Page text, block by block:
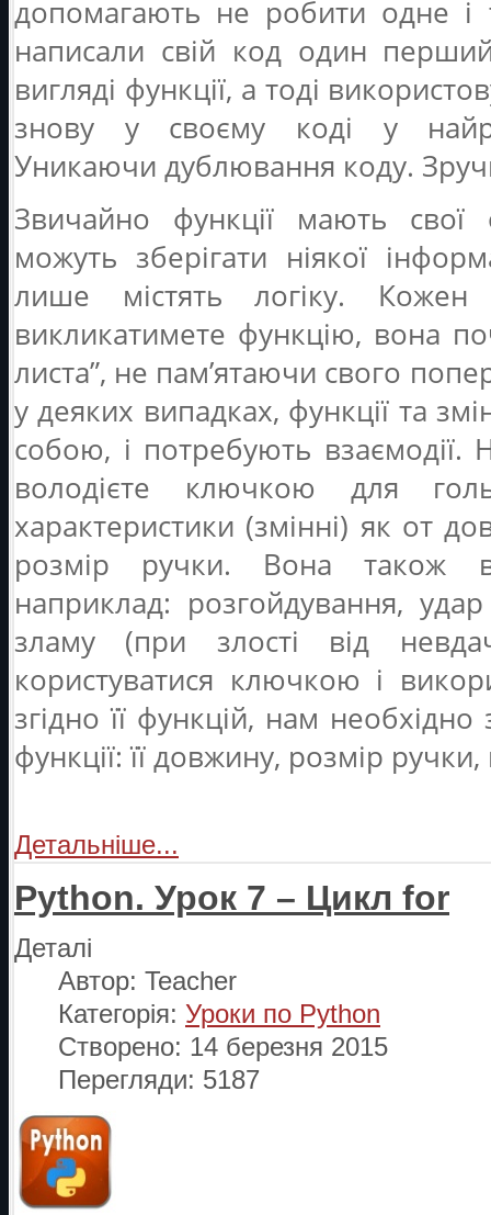
допомагають не робити одне і
написали свій код один
вигляді функції, а тоді
знову у своєму коді у
Уникаючи дублювання коду.
Звичайно функції мають
можуть зберігати ніякої
лише містять логіку.
викликатимете функцію, вона
листа”, не пам’ятаючи свого
у деяких випадках, функції та
собою, і потребують взаємодії.
володієте ключкою для
характеристики (змінні) як от
розмір ручки. Вона також
наприклад: розгойдування,
зламу (при злості від
користуватися ключкою і
згідно її функцій, нам
функції: її довжину, розмір
Детальніше...
Python. Урок 7 – Цикл for
Деталі
Автор: Teacher
Категорія: Уроки по Python
Створено: 14 березня 2015
Перегляди: 5187